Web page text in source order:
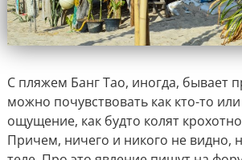
С пляжем Банг Тао, иногда, бывает
можно почувствовать как кто-то или
ощущение, как будто колят
Причем, ничего и никого не видно,